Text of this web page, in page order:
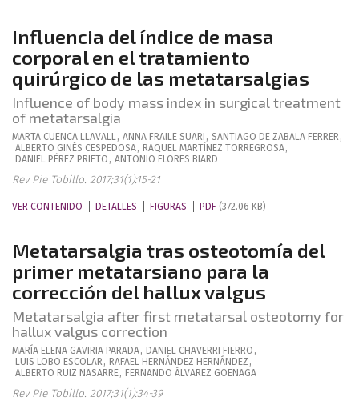
Influencia del índice de masa
corporal en el tratamiento
quirúrgico de las metatarsalgias
Influence of body mass index in surgical treatment
of metatarsalgia
MARTA CUENCA LLAVALL, ANNA FRAILE SUARI , SANTIAGO DE ZABALA FERRER,
ALBERTO GINÉS CESPEDOSA, RAQUEL MARTÍNEZ TORREGROSA,
DANIEL PÉREZ PRIETO , ANTONIO FLORES BIARD
Rev Pie Tobillo. 2017;31(1):15-21
VER CONTENIDO DETALLES FIGURAS PDF (372.06 KB)
Metatarsalgia tras osteotomía del
primer metatarsiano para la
corrección del hallux valgus
Metatarsalgia after first metatarsal osteotomy for
hallux valgus correction
MARÍA ELENA GAVIRIA PARADA, DANIEL CHAVERRI FIERRO ,
LUIS LOBO ESCOLAR, RAFAEL HERNÁNDEZ HERNÁNDEZ ,
ALBERTO RUIZ NASARRE, FERNANDO ÁLVAREZ GOENAGA
Rev Pie Tobillo. 2017;31(1):34-39